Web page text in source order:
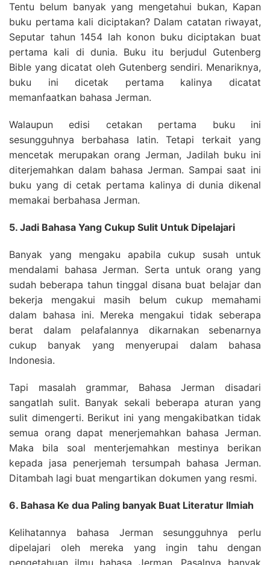
Tentu belum banyak yang mengetahui bukan, Kapan
buku pertama kali diciptakan? Dalam catatan riwayat,
Seputar tahun 1454 lah konon buku diciptakan buat
pertama kali di dunia. Buku itu berjudul Gutenberg
Bible yang dicatat oleh Gutenberg sendiri. Menariknya,
buku ini dicetak pertama kalinya dicatat
memanfaatkan bahasa Jerman.
Walaupun edisi cetakan pertama buku ini
sesungguhnya berbahasa latin. Tetapi terkait yang
mencetak merupakan orang Jerman, Jadilah buku ini
diterjemahkan dalam bahasa Jerman. Sampai saat ini
buku yang di cetak pertama kalinya di dunia dikenal
memakai berbahasa Jerman.
5. Jadi Bahasa Yang Cukup Sulit Untuk Dipelajari
Banyak yang mengaku apabila cukup susah untuk
mendalami bahasa Jerman. Serta untuk orang yang
sudah beberapa tahun tinggal disana buat belajar dan
bekerja mengakui masih belum cukup memahami
dalam bahasa ini. Mereka mengakui tidak seberapa
berat dalam pelafalannya dikarnakan sebenarnya
cukup banyak yang menyerupai dalam bahasa
Indonesia.
Tapi masalah grammar, Bahasa Jerman disadari
sangatlah sulit. Banyak sekali beberapa aturan yang
sulit dimengerti. Berikut ini yang mengakibatkan tidak
semua orang dapat menerjemahkan bahasa Jerman.
Maka bila soal menterjemahkan mestinya berikan
kepada jasa penerjemah tersumpah bahasa Jerman.
Ditambah lagi buat mengartikan dokumen yang resmi.
6. Bahasa Ke dua Paling banyak Buat Literatur Ilmiah
Kelihatannya bahasa Jerman sesungguhnya perlu
dipelajari oleh mereka yang ingin tahu dengan
pengetahuan ilmu bahasa Jerman. Pasalnya banyak